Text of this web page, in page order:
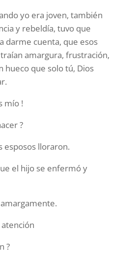
yo era joven, también
y rebeldía, tuvo que
darme cuenta, que esos
amargura, frustración,
hueco que solo tú, Dios
mío !
?
esposos lloraron.
el hijo se enfermó y
?